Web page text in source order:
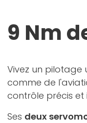
9 Nm
Vivez un
comme de
contrôle précis et
Ses deux